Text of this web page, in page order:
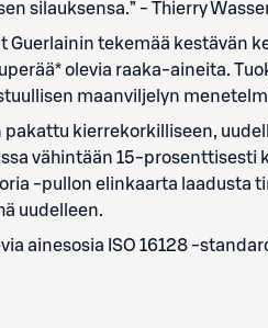
silauksensa.” - Thierry
Guerlainin tekemää kestävän
olevia raaka-aineita.
maanviljelyn
pakattu kierrekorkilliseen,
vähintään 15-prosenttisesti
-pullon elinkaarta laadusta
uudelleen.
ainesosia ISO 16128 -